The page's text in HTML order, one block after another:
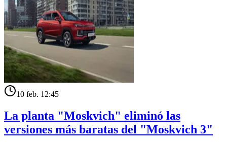
10 feb. 12:45
La planta "Moskvich" eliminó las
versiones más baratas del "Moskvich 3"